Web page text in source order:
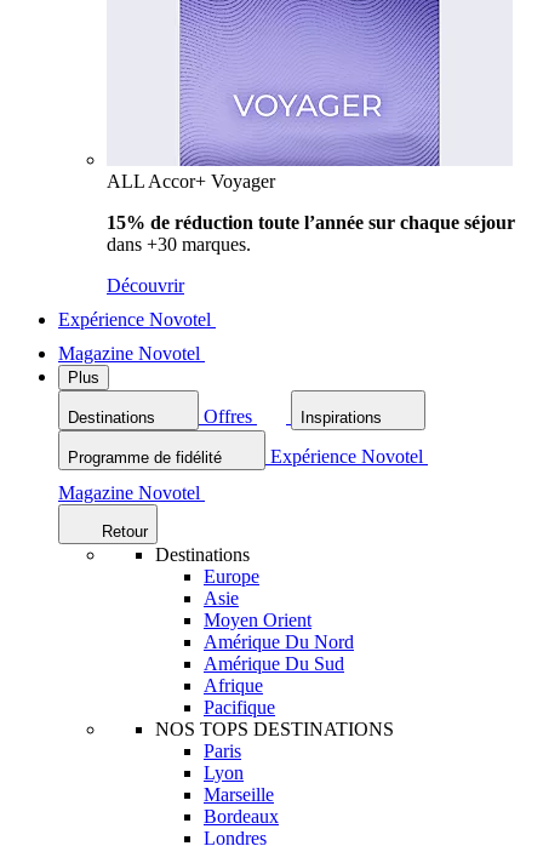
ALL Accor+ Voyager
15% de réduction toute l’année sur chaque séjour
dans +30 marques.
Découvrir
Expérience Novotel
Magazine Novotel
Plus
Destinations Offres Inspirations
Programme de fidélité
Expérience Novotel
Magazine Novotel
Retour
Destinations
Europe
Asie
Moyen Orient
Amérique Du Nord
Amérique Du Sud
Afrique
Pacifique
NOS TOPS DESTINATIONS
Paris
Lyon
Marseille
Bordeaux
Londres